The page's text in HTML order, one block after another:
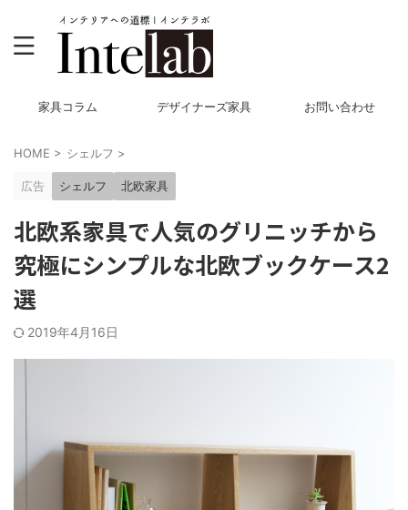
家具コラム デザイナーズ家具 お問い合わせ
HOME > シェルフ >
広告 シェルフ 北欧家具
北欧系家具で人気のグリニッチから
究極にシンプルな北欧ブックケース2
選
2019年4月16日